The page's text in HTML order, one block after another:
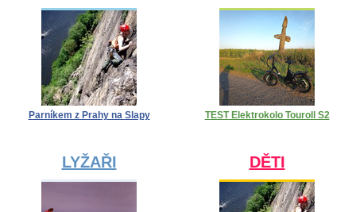
Parníkem z Prahy na Slapy TEST Elektrokolo Touroll S2
LYŽAŘI DĚTI